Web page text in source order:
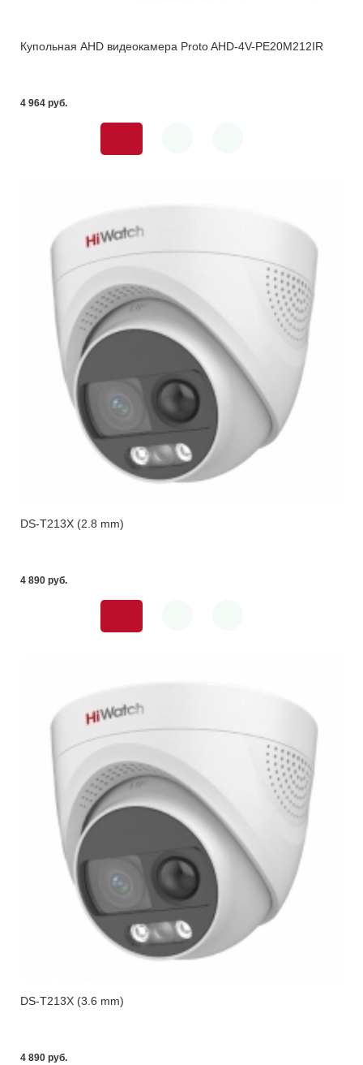
Купольная AHD видеокамера Proto AHD-4V-PE20M212IR
4 964 pуб.
DS-T213X (2.8 mm)
4 890 pуб.
DS-T213X (3.6 mm)
4 890 pуб.